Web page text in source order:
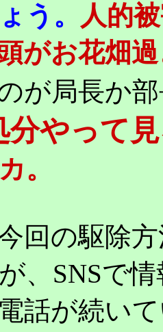
う。
人的
がお花畑
が局長か
分やって
。
回の駆除
、SNSで
話が続い